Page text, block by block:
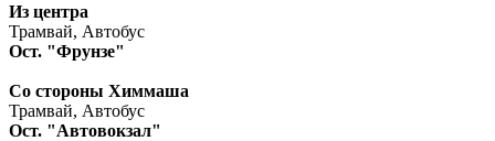
Из центра
Трамвай, Автобус
Ост. "Фрунзе"
Со стороны Химмаша
Трамвай, Автобус
Ост. "Автовокзал"